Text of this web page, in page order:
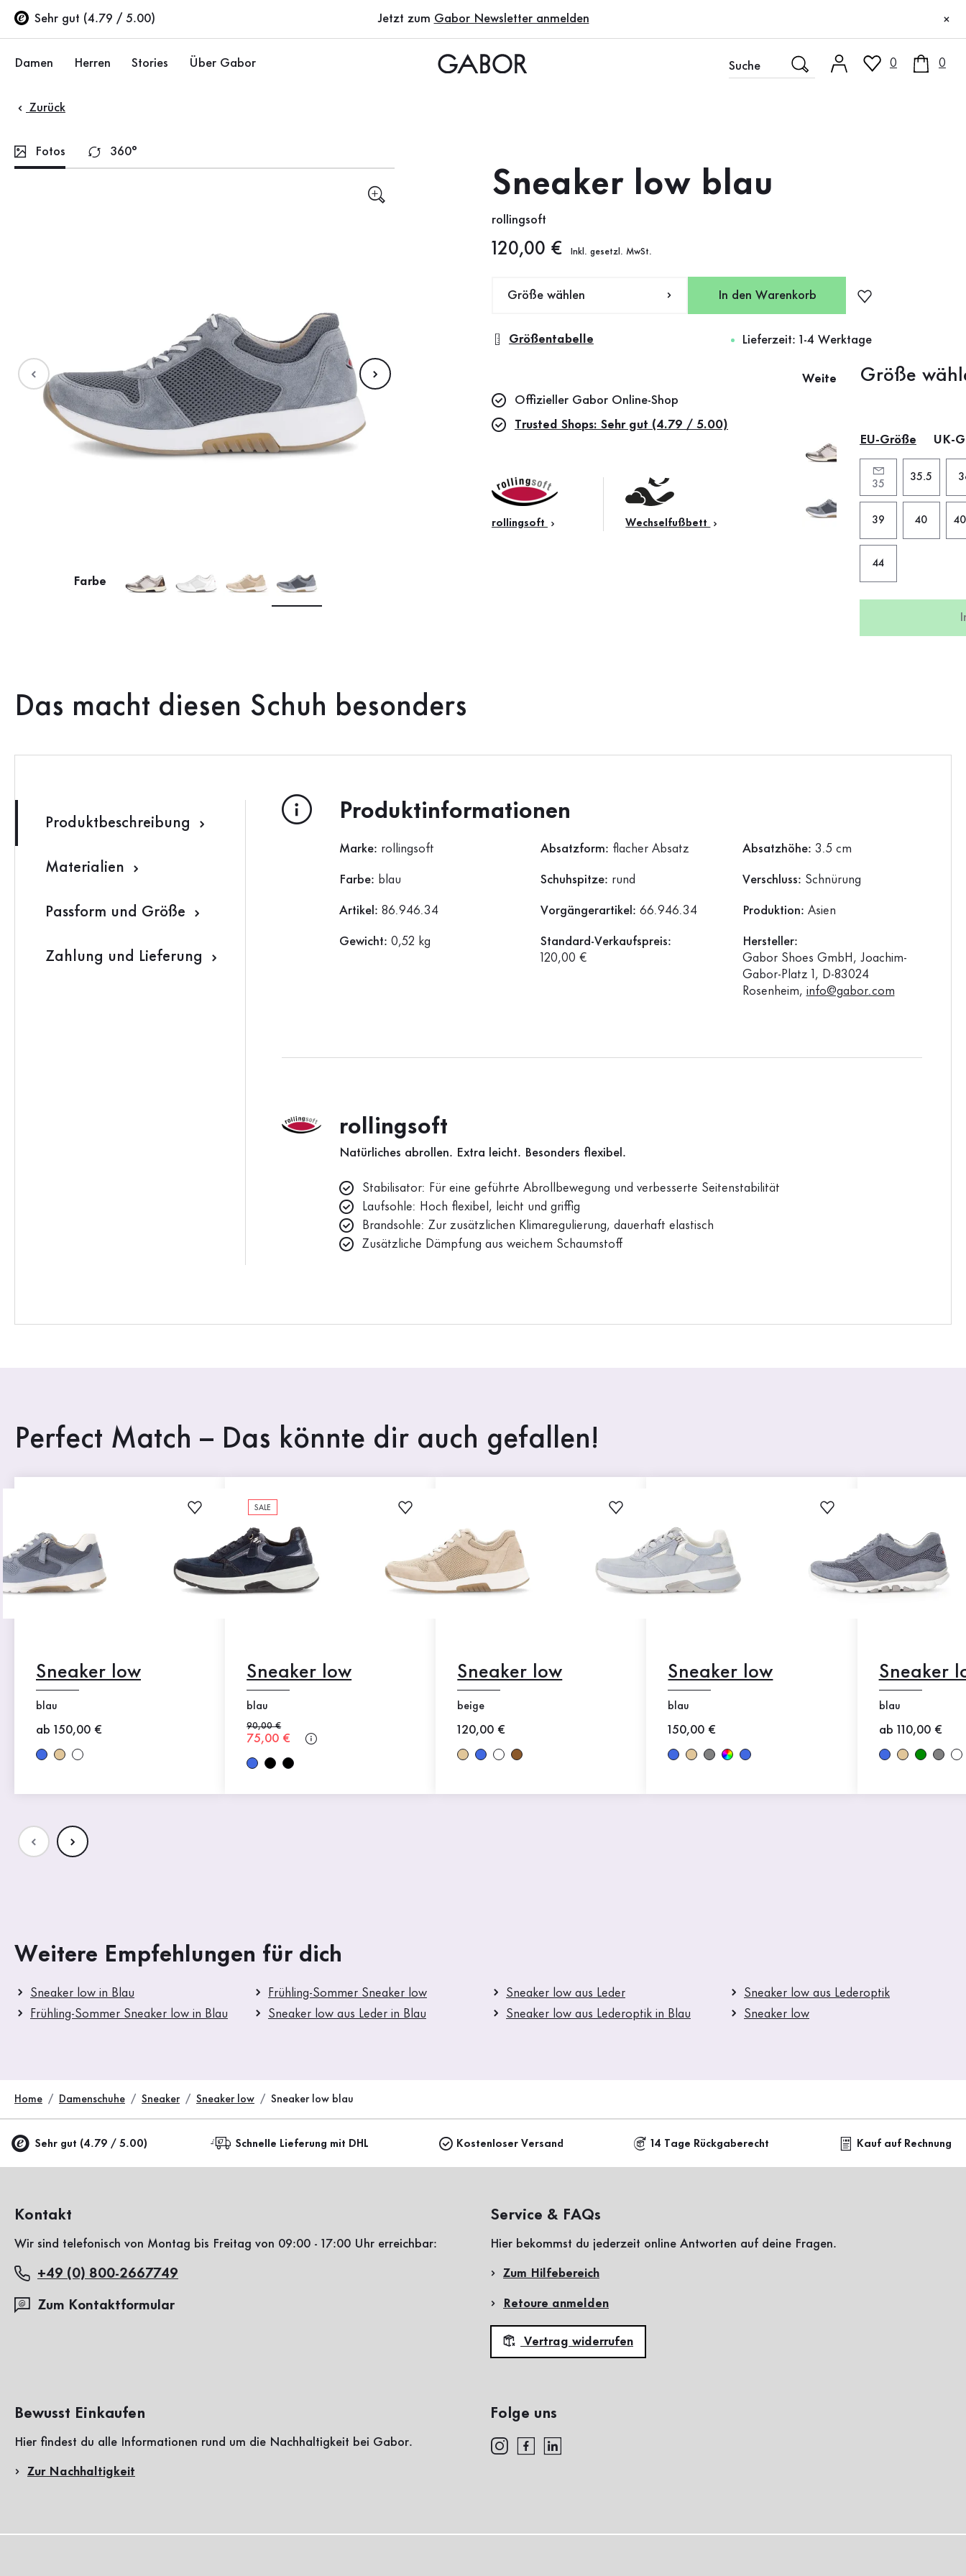
Zum Hauptinhalt
Zum Inhaltsverzeichnis
Zur Hauptnavigation
Sehr gut (4.79 / 5.00)
Jetzt zum Gabor Newsletter anmelden ×
Damen
Schuhe
Ballerinas
Sale %
Accessoires
Taschen
Herren
Sneaker
Stories Über Gabor 0 0
Zurück
Fotos 360°
Farbe
Sneaker low blau
rollingsoft
Neuer Preis
120,00 € Inkl. gesetzl. MwSt.
Größe wählen In den Warenkorb
Größentabelle Lieferzeit: 1-4 Werktage
Weitere Farben
Größe
EU-Größe UK-
35
35.5
39 40
44
Offizieller Gabor Online-Shop
Trusted Shops: Sehr gut (4.79 / 5.00)
rollingsoft Wechselfußbett
Das macht diesen Schuh besonders
Produktbeschreibung
Materialien
Passform und Größe
Zahlung und Lieferung
Produktinformationen
Marke: rollingsoft Absatzform: flacher Absatz Absatzhöhe: 3.5 cm
Farbe: blau Schuhspitze: rund Verschluss: Schnürung
Artikel: 86.946.34 Vorgängerartikel: 66.946.34 Produktion: Asien
Gewicht: 0,52 kg
Standard-Verkaufspreis:
120,00 €
Hersteller:
Gabor Shoes GmbH, Joachim-
Gabor-Platz 1, D-83024
Rosenheim, info@gabor.com
rollingsoft
Natürliches abrollen. Extra leicht. Besonders flexibel.
Stabilisator: Für eine geführte Abrollbewegung und verbesserte Seitenstabilität
Laufsohle: Hoch flexibel, leicht und griffig
Brandsohle: Zur zusätzlichen Klimaregulierung, dauerhaft elastisch
Zusätzliche Dämpfung aus weichem Schaumstoff
Perfect Match – Das könnte dir auch gefallen!
Sneaker low
blau
Neuer Preis
ab 150,00 €
SALE
Sneaker low
blau
Alter Preis
90,00 €
Neuer Preis
75,00 €
Sneaker low
beige
Neuer Preis
120,00 €
Sneaker low
blau
Neuer Preis
150,00 €
Sneaker
blau
Neuer Preis
ab 110,00 €
Weitere Empfehlungen für dich
Sneaker low in Blau Frühling-Sommer Sneaker low Sneaker low aus Leder
Sneaker low aus Lederoptik
Frühling-Sommer Sneaker low in Blau
Sneaker low aus Leder in Blau Sneaker low aus Lederoptik in Blau Sneaker low
Home Damenschuhe Sneaker Sneaker low Sneaker low blau
Sehr gut (4.79 / 5.00) Schnelle Lieferung mit DHL Kostenloser Versand 14 Tage Rückgaberecht Kauf auf Rechnung
Kontakt
Wir sind telefonisch von Montag bis Freitag von 09:00 - 17:00 Uhr erreichbar:
+49 (0) 800-2667749
Zum Kontaktformular
Service & FAQs
Hier bekommst du jederzeit online Antworten auf deine Fragen.
Zum Hilfebereich
Retoure anmelden
Vertrag widerrufen
Bewusst Einkaufen
Hier findest du alle Informationen rund um die Nachhaltigkeit bei Gabor.
Zur Nachhaltigkeit
Folge uns